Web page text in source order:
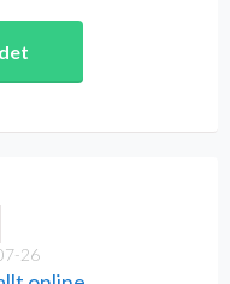
26